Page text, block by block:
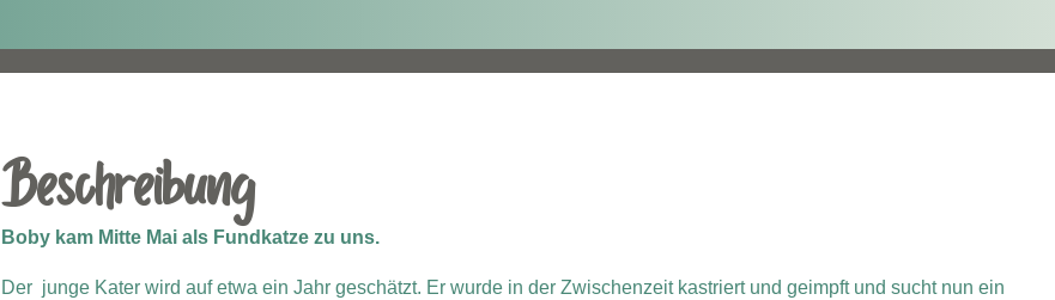
Beschreibung
Boby kam Mitte Mai als Fundkatze zu uns.
Der junge Kater wird auf etwa ein Jahr geschätzt. Er wurde in der Zwischenzeit kastriert und geimpft und sucht nun ein